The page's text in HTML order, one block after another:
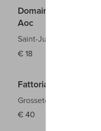
Domaine Guiberteau
Aoc
Saint-Just-sur-Dive
€ 18
Fattoria le Pupille
Grosseto
€ 40